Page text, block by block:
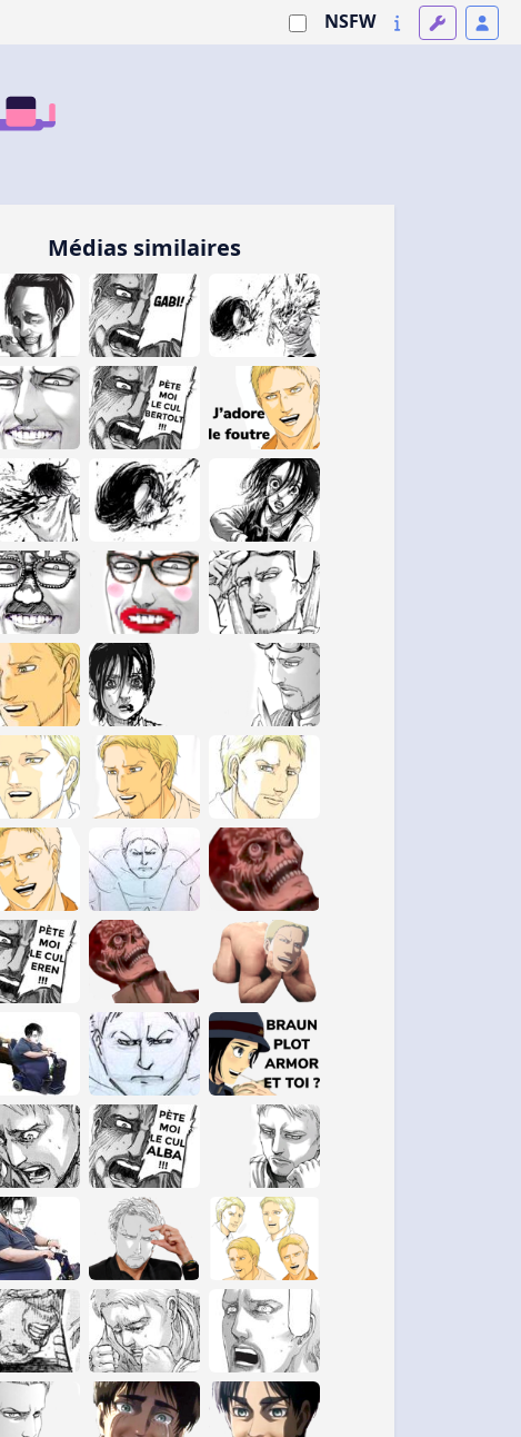
NSFW
Médias similaires